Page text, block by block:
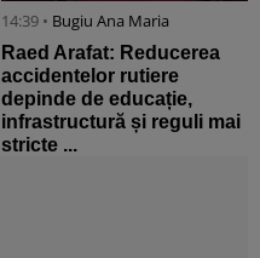
14:39 • Bugiu ⁠Ana Maria
Raed Arafat: Reducerea
accidentelor rutiere
depinde de educație,
infrastructură și reguli mai
stricte ...